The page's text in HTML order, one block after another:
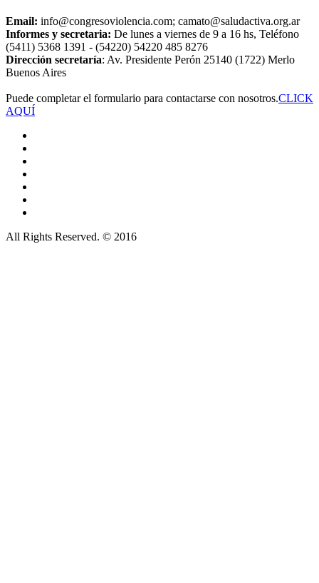
Email: info@congresoviolencia.com; camato@saludactiva.org.ar
Informes y secretaria: De lunes a viernes de 9 a 16 hs, Teléfono
(5411) 5368 1391 - (54220) 54220 485 8276
Dirección secretaría: Av. Presidente Perón 25140 (1722) Merlo
Buenos Aires
Puede completar el formulario para contactarse con nosotros.CLICK
AQUÍ
All Rights Reserved. © 2016